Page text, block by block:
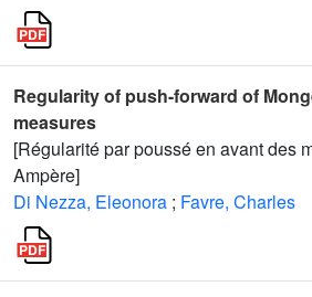
Regularity of push-forward of
measures
[Régularité par poussé en avant des
Ampère]
Di Nezza, Eleonora ; Favre, Charles